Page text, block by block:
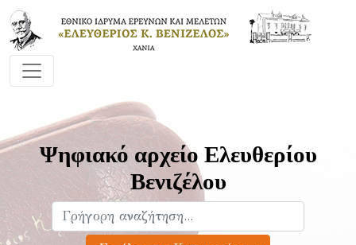
Ψηφιακό αρχείο Ελευθερίου
Βενιζέλου